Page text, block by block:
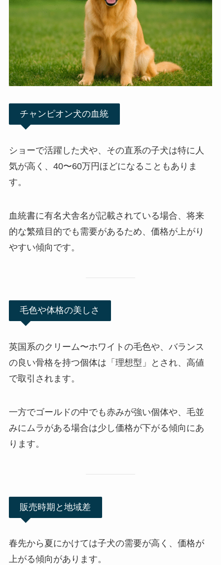
チャンピオン犬の血統
ショーで活躍した犬や、その直系の子犬は特に人
気が高く、40〜60万円ほどになることもありま
す。
血統書に有名犬舎名が記載されている場合、将来
的な繁殖目的でも需要があるため、価格が上がり
やすい傾向です。
毛色や体格の美しさ
英国系のクリーム〜ホワイトの毛色や、バランス
の良い骨格を持つ個体は「理想型」とされ、高値
で取引されます。
一方でゴールドの中でも赤みが強い個体や、毛並
みにムラがある場合は少し価格が下がる傾向にあ
ります。
販売時期と地域差
春先から夏にかけては子犬の需要が高く、価格が
上がる傾向があります。